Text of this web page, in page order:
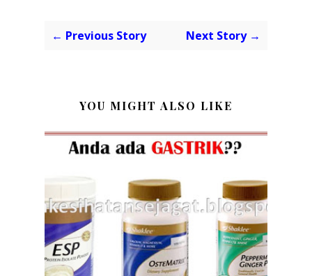
← Previous Story Next Story →
YOU MIGHT ALSO LIKE